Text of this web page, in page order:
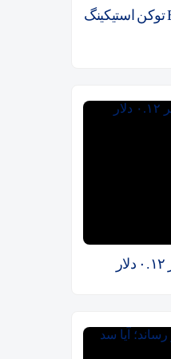
درخواست نزدک برای لیست کردن ETF توکن استیکینگ